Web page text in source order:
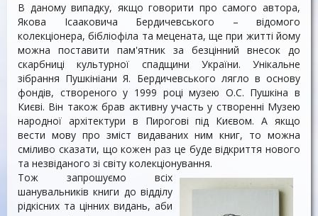
В даному випадку, якщо говорити про самого автора,
Якова Ісааковича Бердичевського – відомого
колекціонера, бібліофіла та мецената, ще при житті йому
можна поставити пам'ятник за безцінний внесок до
скарбниці культурної спадщини України. Унікальне
зібрання Пушкініани Я. Бердичевського лягло в основу
фондів, створеного у 1999 році музею О.С. Пушкіна в
Києві. Він також брав активну участь у створенні Музею
народної архітектури в Пирогові під Києвом. А якщо
вести мову про зміст видаваних ним книг, то можна
сміливо сказати, що кожен раз це буде відкриття нового
та незвіданого зі світу колекціонування.
Тож запрошуємо всіх
шанувальників книги до відділу
рідкісних та цінних видань, аби